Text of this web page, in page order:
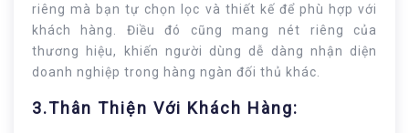
riêng mà bạn tự chọn lọc và thiết kế để phù hợp với
khách hàng. Điều đó cũng mang nét riêng của
thương hiệu, khiến người dùng dễ dàng nhận diện
doanh nghiệp trong hàng ngàn đối thủ khác.
3.Thân Thiện Với Khách Hàng: